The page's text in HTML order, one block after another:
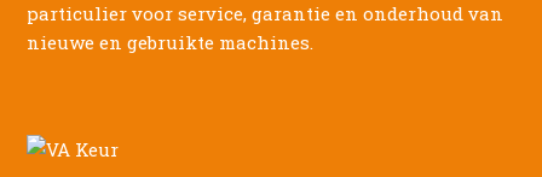
particulier voor service, garantie en onderhoud van
nieuwe en gebruikte machines.